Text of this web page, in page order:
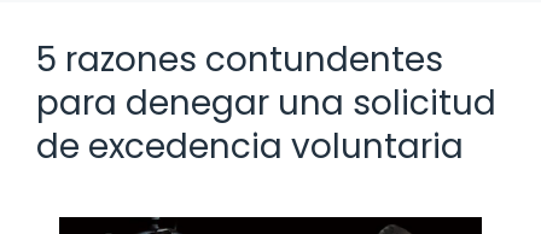
5 razones contundentes
para denegar una solicitud
de excedencia voluntaria